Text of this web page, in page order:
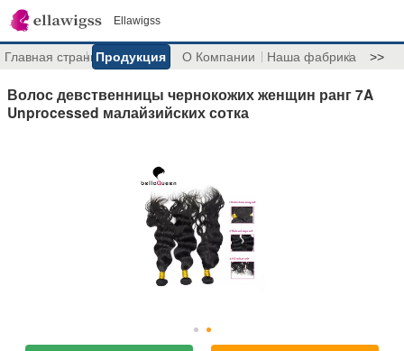
Ellawigss
Главная страницаПродукция О Компании Наша фабрика >>
Волос девственницы чернокожих женщин ранг 7A
Unprocessed малайзийских сотка